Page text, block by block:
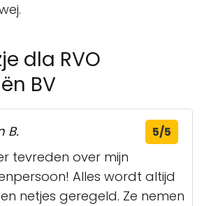
dla RVO
BV
B. 5/5
tevreden over mijn
Alles wordt altijd
netjes geregeld. Ze nemen